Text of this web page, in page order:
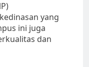
yang
ini juga
dan